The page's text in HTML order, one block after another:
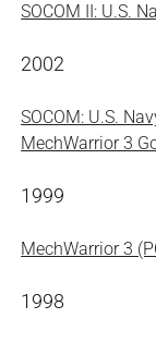
SOCOM II: U.S.
2002
SOCOM: U.S.
MechWarrior 3
1999
MechWarrior 3
1998